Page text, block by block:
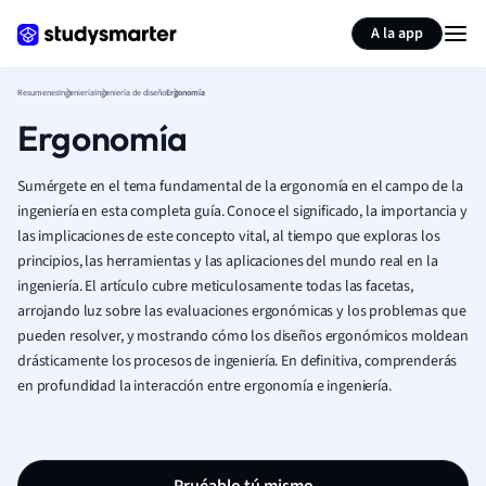
A la app
ResumenesIngenieríaIngeniería de diseñoErgonomía
Ergonomía
Sumérgete en el tema fundamental de la ergonomía en el campo de la
ingeniería en esta completa guía. Conoce el significado, la importancia y
las implicaciones de este concepto vital, al tiempo que exploras los
principios, las herramientas y las aplicaciones del mundo real en la
ingeniería. El artículo cubre meticulosamente todas las facetas,
arrojando luz sobre las evaluaciones ergonómicas y los problemas que
pueden resolver, y mostrando cómo los diseños ergonómicos moldean
drásticamente los procesos de ingeniería. En definitiva, comprenderás
en profundidad la interacción entre ergonomía e ingeniería.
Resumir página